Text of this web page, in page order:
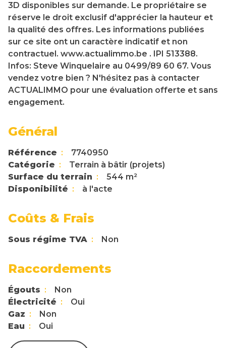
3D disponibles sur demande. Le propriétaire se
réserve le droit exclusif d'apprécier la hauteur et
la qualité des offres. Les informations publiées
sur ce site ont un caractère indicatif et non
contractuel. www.actualimmo.be . IPI 513388.
Infos: Steve Winquelaire au 0499/89 60 67. Vous
vendez votre bien ? N'hésitez pas à contacter
ACTUALIMMO pour une évaluation offerte et sans
engagement.
Général
Référence
7740950
Catégorie
Terrain à bâtir (projets)
Surface du terrain
544 m²
Disponibilité
à l'acte
Coûts & Frais
Sous régime TVA Non
Raccordements
Égouts
Non
Électricité
Oui
Gaz
Non
Eau
Oui